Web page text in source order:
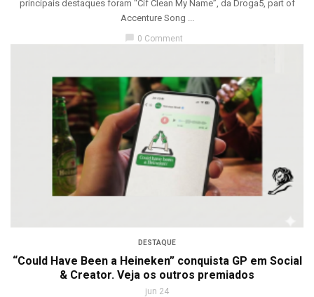
principais destaques foram “Cif Clean My Name”, da Droga5, part of
Accenture Song ...
0 Comment
DESTAQUE
“Could Have Been a Heineken” conquista GP em Social
& Creator. Veja os outros premiados
jun 24